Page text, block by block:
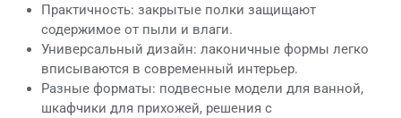
Практичность: закрытые полки защищают
содержимое от пыли и влаги.
Универсальный дизайн: лаконичные формы легко
вписываются в современный интерьер.
Разные форматы: подвесные модели для ванной,
шкафчики для прихожей, решения с